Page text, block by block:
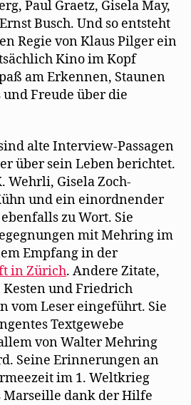
Paul Graetz, Gisela May,
Busch. Und so entsteht
Regie von Klaus Pilger ein
Kino im Kopf
am Erkennen, Staunen
Freude über die
alte Interview-Passagen
über sein Leben berichtet.
Wehrli, Gisela Zoch-
und ein einordnender
zu Wort. Sie
mit Mehring im
Empfang in der
in Zürich. Andere Zitate,
und Friedrich
vom Leser eingeführt. Sie
Textgewebe
von Walter Mehring
Seine Erinnerungen an
im 1. Weltkrieg
Marseille dank der Hilfe